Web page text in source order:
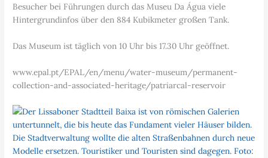
Besucher bei Führungen durch das Museu Da Água viele
Hintergrundinfos über den 884 Kubikmeter großen Tank.
Das Museum ist täglich von 10 Uhr bis 17.30 Uhr geöffnet.
www.epal.pt/EPAL/en/menu/water-museum/permanent-
collection-and-associated-heritage/patriarcal-reservoir